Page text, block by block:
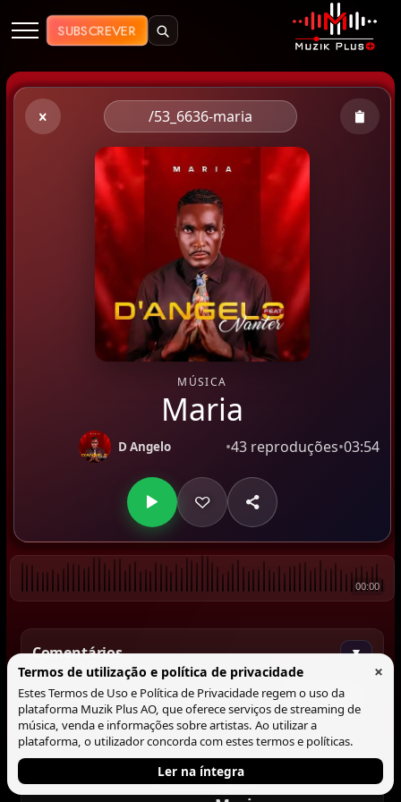
Muzik Plus AO - Streaming de
SUBSCREVER
/53_6636-maria
MÚSICA
Maria
D Angelo •43 reproduções•03:54
00:00
Comentários ▼
Comentar
Tocando agora
Termos de utilização e política de privacidade ×
Estes Termos de Uso e Política de Privacidade regem o uso da
plataforma Muzik Plus AO, que oferece serviços de streaming de
música, venda e informações sobre artistas. Ao utilizar a
plataforma, o utilizador concorda com estes termos e políticas.
Ler na íntegra